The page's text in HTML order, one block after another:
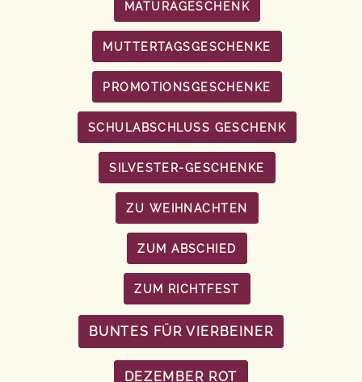
MATURAGESCHENK
MUTTERTAGSGESCHENKE
PROMOTIONSGESCHENKE
SCHULABSCHLUSS GESCHENK
SILVESTER-GESCHENKE
ZU WEIHNACHTEN
ZUM ABSCHIED
ZUM RICHTFEST
BUNTES FÜR VIERBEINER
DEZEMBER ROT